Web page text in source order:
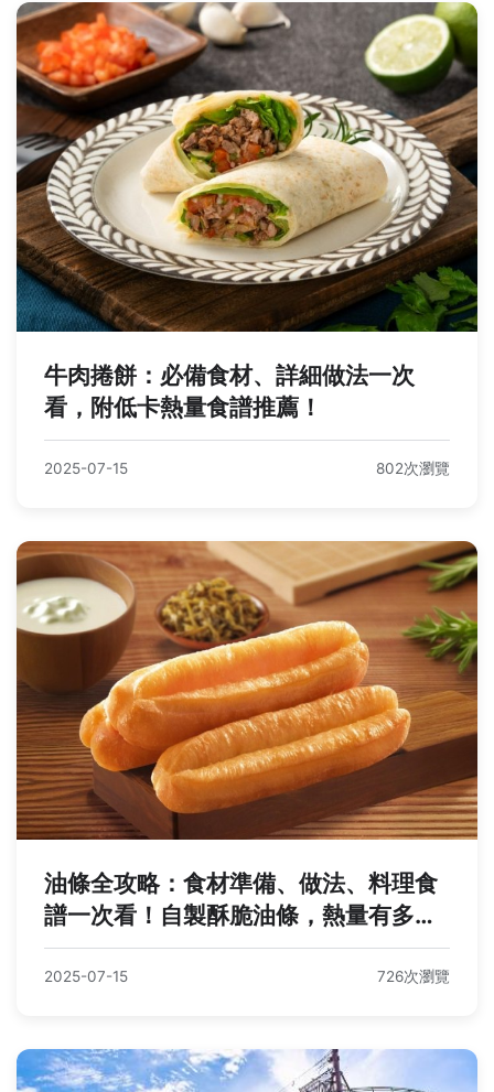
牛肉捲餅：必備食材、詳細做法一次
看，附低卡熱量食譜推薦！
2025-07-15 802次瀏覽
油條全攻略：食材準備、做法、料理食
譜一次看！自製酥脆油條，熱量有多
少？
2025-07-15 726次瀏覽